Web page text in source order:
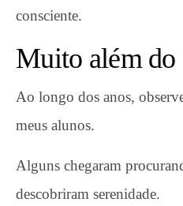
consciente.
Muito além do
Ao longo dos anos,
meus alunos.
Alguns chegaram
descobriram serenidade.